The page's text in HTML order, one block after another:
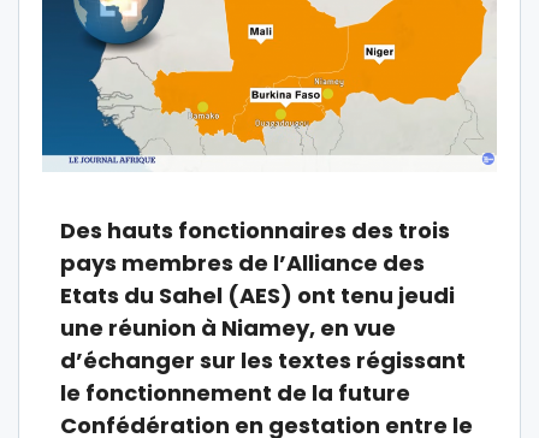
Des hauts fonctionnaires des trois
pays membres de l’Alliance des
Etats du Sahel (AES) ont tenu jeudi
une réunion à Niamey, en vue
d’échanger sur les textes régissant
le fonctionnement de la future
Confédération en gestation entre le